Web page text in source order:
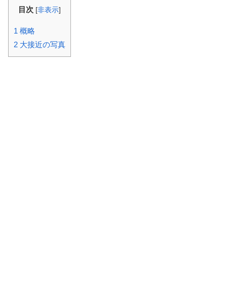
目次 [非表示]
1 概略
2 大接近の写真